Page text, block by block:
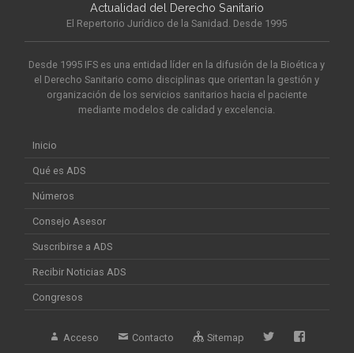
Actualidad del Derecho Sanitario
El Repertorio Jurídico de la Sanidad. Desde 1995
Desde 1995 IFS es una entidad líder en la difusión de la Bioética y
el Derecho Sanitario como disciplinas que orientan la gestión y
organización de los servicios sanitarios hacia el paciente
mediante modelos de calidad y excelencia.
Inicio
Qué es ADS
Números
Consejo Asesor
Suscribirse a ADS
Recibir Noticias ADS
Congresos
Acceso Contacto Sitemap